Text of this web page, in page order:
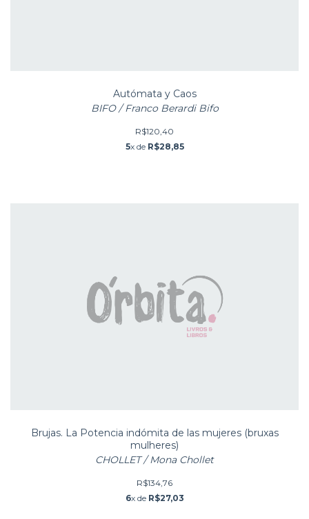
Autómata y Caos
BIFO / Franco Berardi Bifo
R$120,40
5x de R$28,85
Brujas. La Potencia indómita de las mujeres (bruxas
mulheres)
CHOLLET / Mona Chollet
R$134,76
6x de R$27,03